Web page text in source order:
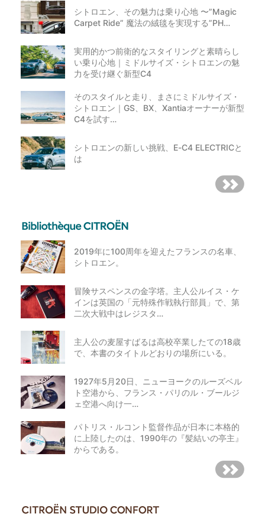
シトロエン、その魅力は乗り心地 〜”Magic
Carpet Ride” 魔法の絨毯を実現する”PH…
実用的かつ前衛的なスタイリングと素晴らし
い乗り心地｜ミドルサイズ・シトロエンの魅
力を受け継ぐ新型C4
そのスタイルと走り、まさにミドルサイズ・
シトロエン｜GS、BX、Xantiaオーナーが新型
C4を試す…
シトロエンの新しい挑戦、E-C4 ELECTRICと
は
2019年に100周年を迎えたフランスの名車、
シトロエン。
冒険サスペンスの金字塔。主人公ルイス・ケ
インは英国の「元特殊作戦執行部員」で、第
二次大戦中はレジスタ…
主人公の麦屋すばるは高校卒業したての18歳
で、本書のタイトルどおりの場所にいる。
1927年5月20日、ニューヨークのルーズベル
ト空港から、フランス・パリのル・ブールジ
ェ空港へ向け一…
パトリス・ルコント監督作品が日本に本格的
に上陸したのは、1990年の『髪結いの亭主』
からである。